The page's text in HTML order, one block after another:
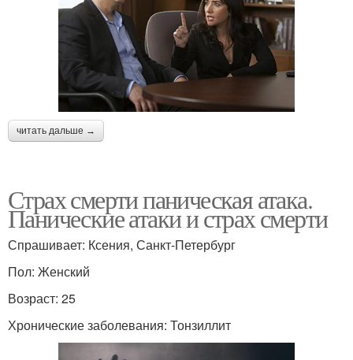
читать дальше →
Страх смерти паническая атака.
Панические атаки и страх смерти
Спрашивает: Ксения, Санкт-Петербург
Пол: Женский
Возраст: 25
Хронические заболевания: Тонзиллит